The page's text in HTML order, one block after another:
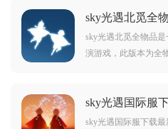
趣的玩家不要错过，
sky光遇北觅全
安卓版
sky光遇北觅全物品
演游戏，此版本为全
己的形象，不仅如此
小，在多种地图里和
sky光遇国际服
卓版
sky光遇国际服下载